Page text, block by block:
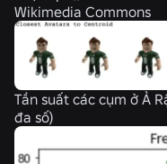
Wikimedia Commons
Tần suất các cụm ở Ả
đa số)